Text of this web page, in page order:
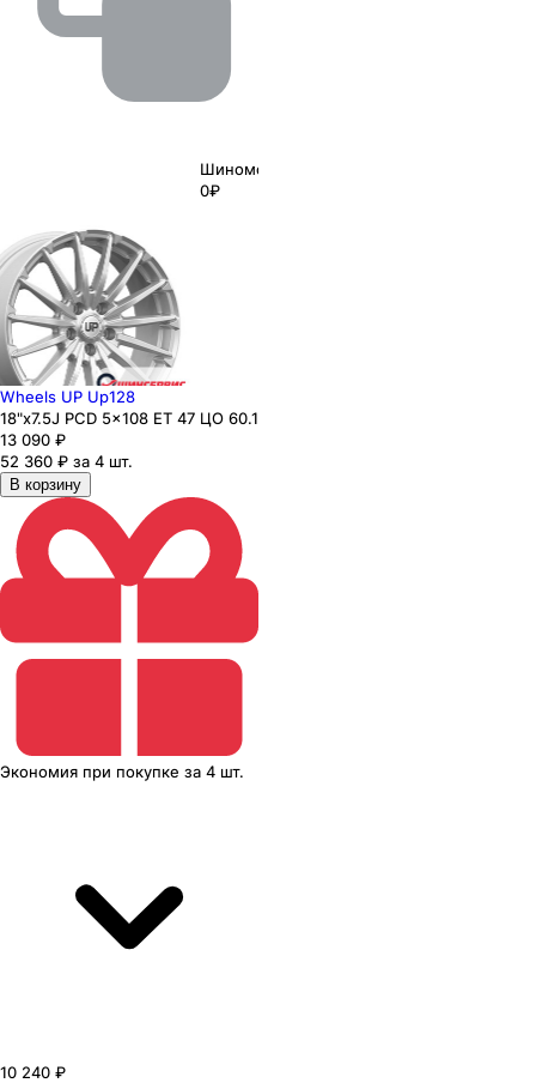
Шиномонтаж
0₽
Wheels UP Up128
18"x7.5J PCD 5x108 ЕТ 47 ЦО 60.1
13 090 ₽
52 360 ₽ за 4 шт.
В корзину
Экономия при покупке за 4 шт.
10 240 ₽